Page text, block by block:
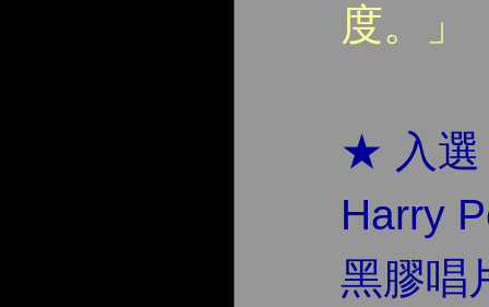
度。」
★ 入選
Harry
黑膠唱